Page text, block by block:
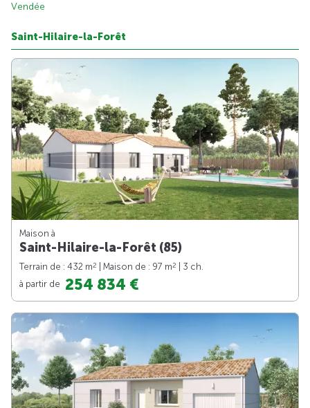
Vendée
Saint-Hilaire-la-Forêt
Maison à
Saint-Hilaire-la-Forêt (85)
Terrain de : 432 m2 | Maison de : 97 m2
| 3 ch.
à partir de 254 834 €